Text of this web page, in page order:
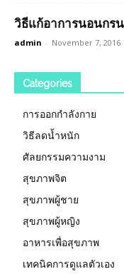
วิธีแก้อาการนอนกร
admin - November 7, 2016
Categories
การออกกำลังกาย
วิธีลดน้ำหนัก
ศัลยกรรมความงาม
สุขภาพจิต
สุขภาพผู้ชาย
สุขภาพผู้หญิง
อาหารเพื่อสุขภาพ
เทคนิคการดูแลตัวเอง